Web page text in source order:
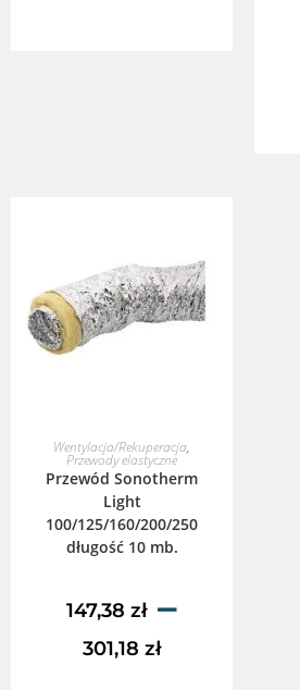
WYBIERZ OPCJE
Wentylacja/Rekuperacja,
Przewody elastyczne
Przewód Sonotherm
Light
100/125/160/200/250
długość 10 mb.
147,38 zł–
301,18 zł